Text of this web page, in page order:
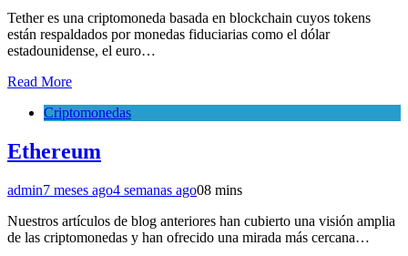
Tether es una criptomoneda basada en blockchain cuyos tokens
están respaldados por monedas fiduciarias como el dólar
estadounidense, el euro…
Read More
Criptomonedas
Ethereum
admin7 meses ago4 semanas ago08 mins
Nuestros artículos de blog anteriores han cubierto una visión amplia
de las criptomonedas y han ofrecido una mirada más cercana…